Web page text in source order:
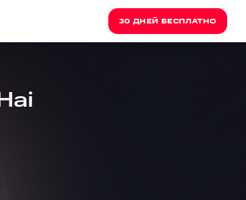
30 ДНЕЙ БЕСПЛАТНО